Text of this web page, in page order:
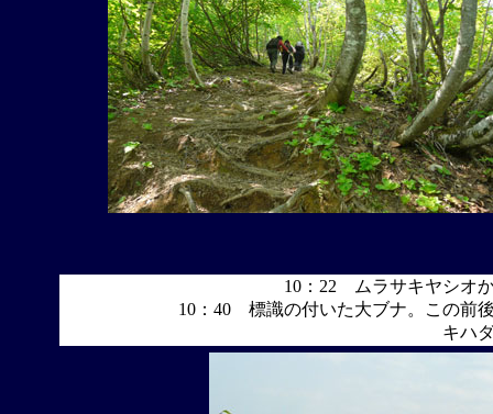
10：22 ムラサキヤシオ
10：40 標識の付いた大ブナ。この前
キハ